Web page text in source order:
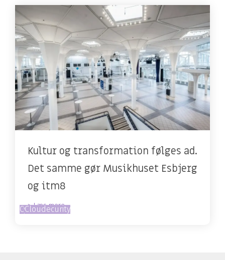
Kultur og transformation følges ad.
Det samme gør Musikhuset Esbjerg
og itm8
Cyber Security
Cloud
> Læs mere